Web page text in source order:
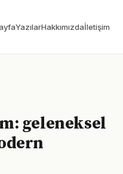
YazılarHakkımızdaİletişim
geleneksel